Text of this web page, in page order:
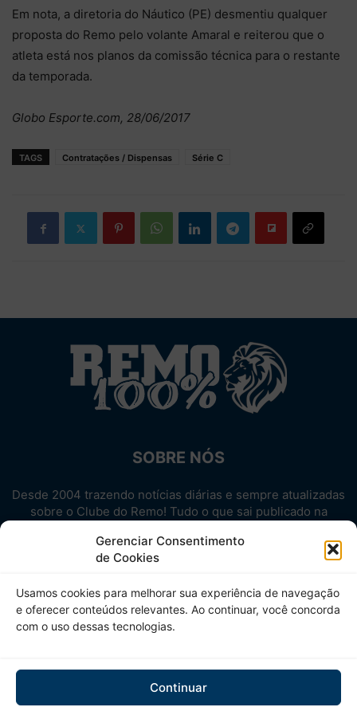
Gerenciar Consentimento
de Cookies
Usamos cookies para melhorar sua experiência de navegação
e oferecer conteúdos relevantes. Ao continuar, você concorda
com o uso dessas tecnologias.
Continuar
Em nota, a diretoria do Náutico (PE) desmentiu qualquer
proposta do Remo pelo volante Amaral e reiterou que o
atleta está nos planos da comissão técnica para o restante
da temporada.
Globo Esporte.com, 28/06/2017
TAGS Contratações / Dispensas Série C
SOBRE NÓS
Desde 2004 trazendo notícias diárias e sempre atualizadas
sobre o Clube do Remo! Tudo o que sai publicado na
Aproveite! Site não-oficial.
SIGA-NOS